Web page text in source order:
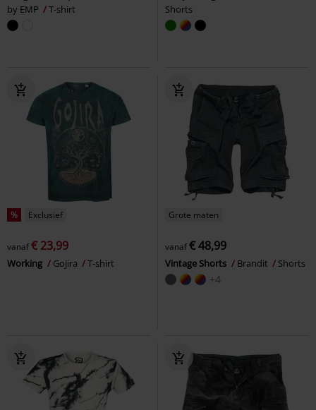
by EMP
T-shirt
Shorts
% Exclusief
vanaf€ 23,99
Working Gojira T-shirt
Grote maten
vanaf€ 48,99
Vintage Shorts Brandit Shorts
+4